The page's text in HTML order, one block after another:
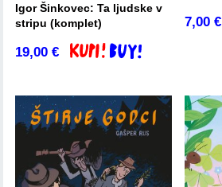
Igor Šinkovec: Ta ljudske v
stripu (komplet)
19,00€ Dodaj v košarico
7,00€